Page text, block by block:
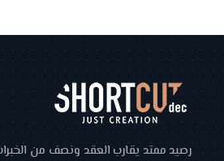
رصيد ممتد يقارب العقد ونصف من